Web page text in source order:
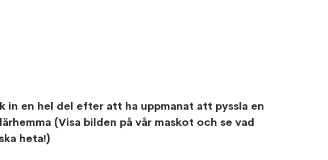
in en hel del efter att ha uppmanat att pyssla en
(Visa bilden på vår maskot och se vad
heta!)